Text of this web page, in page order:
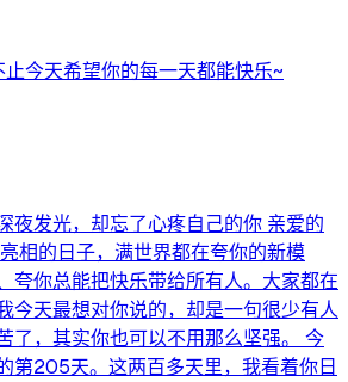
今天希望你的每一天都能快乐~
夜发光，却忘了心疼自己的你 亲爱的
相的日子，满世界都在夸你的新模
夸你总能把快乐带给所有人。大家都在
今天最想对你说的，却是一句很少有人
了，其实你也可以不用那么坚强。 今
第205天。这两百多天里，我看着你日